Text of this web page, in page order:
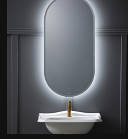
Speglar utan belysning
Toalettborstset
Belysning
Handtag & knoppar
Övriga badrumstillbehör